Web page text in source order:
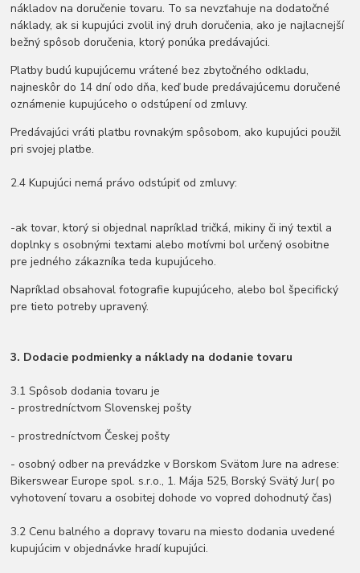
nákladov na doručenie tovaru. To sa nevzťahuje na dodatočné
náklady, ak si kupujúci zvolil iný druh doručenia, ako je najlacnejší
bežný spôsob doručenia, ktorý ponúka predávajúci.
Platby budú kupujúcemu vrátené bez zbytočného odkladu,
najneskôr do 14 dní odo dňa, keď bude predávajúcemu doručené
oznámenie kupujúceho o odstúpení od zmluvy.
Predávajúci vráti platbu rovnakým spôsobom, ako kupujúci použil
pri svojej platbe.
2.4 Kupujúci nemá právo odstúpiť od zmluvy:
-ak tovar, ktorý si objednal napríklad tričká, mikiny či iný textil a
doplnky s osobnými textami alebo motívmi bol určený osobitne
pre jedného zákazníka teda kupujúceho.
Napríklad obsahoval fotografie kupujúceho, alebo bol špecifický
pre tieto potreby upravený.
3. Dodacie podmienky a náklady na dodanie tovaru
3.1 Spôsob dodania tovaru je
- prostredníctvom Slovenskej pošty
- prostredníctvom Českej pošty
- osobný odber na prevádzke v Borskom Svätom Jure na adrese:
Bikerswear Europe spol. s.r.o., 1. Mája 525, Borský Svätý Jur( po
vyhotovení tovaru a osobitej dohode vo vopred dohodnutý čas)
3.2 Cenu balného a dopravy tovaru na miesto dodania uvedené
kupujúcim v objednávke hradí kupujúci.